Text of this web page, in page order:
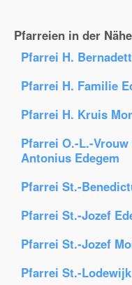
Pfarreien in der Nähe
Pfarrei H.
Pfarrei H. Familie
Pfarrei H. Kruis
Pfarrei O.-L.-
Antonius Edegem
Pfarrei St.-
Pfarrei St.-Jozef
Pfarrei St.-Jozef
Pfarrei St.-